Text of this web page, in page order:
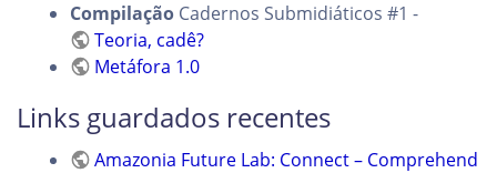
Compilação Cadernos Submidiáticos #1 -
Teoria, cadê?
Metáfora 1.0
Links guardados recentes
Amazonia Future Lab: Connect – Comprehend